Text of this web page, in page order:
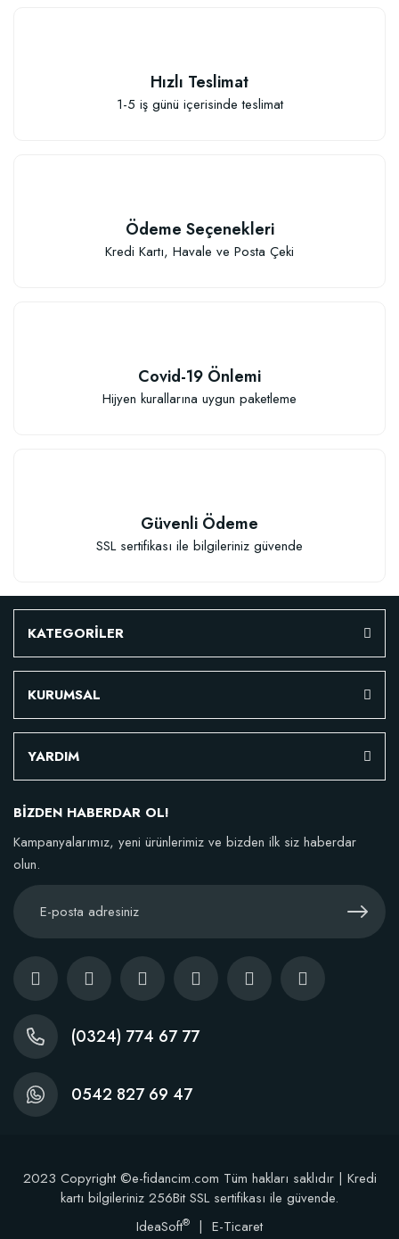
Hızlı Teslimat
1-5 iş günü içerisinde teslimat
Ödeme Seçenekleri
Kredi Kartı, Havale ve Posta Çeki
Covid-19 Önlemi
Hijyen kurallarına uygun paketleme
Güvenli Ödeme
SSL sertifikası ile bilgileriniz güvende
KATEGORİLER
KURUMSAL
YARDIM
BİZDEN HABERDAR OL!
Kampanyalarımız, yeni ürünlerimiz ve bizden ilk siz haberdar
olun.
(0324) 774 67 77
0542 827 69 47
2023 Copyright ©e-fidancim.com Tüm hakları saklıdır | Kredi
kartı bilgileriniz 256Bit SSL sertifikası ile güvende.
IdeaSoft® | E-Ticaret